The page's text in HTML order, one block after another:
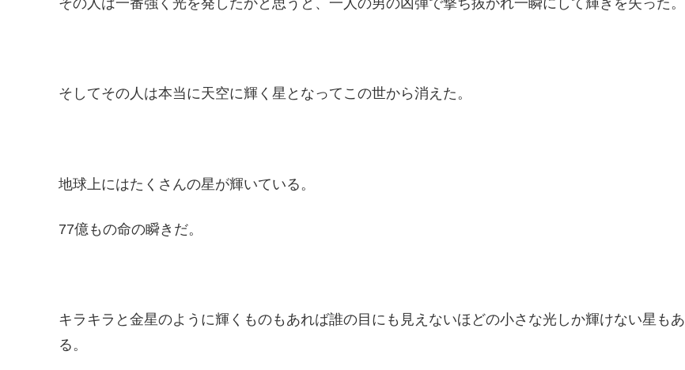
そしてその人は本当に天空に輝く星となってこの世から消えた。
地球上にはたくさんの星が輝いている。
77億もの命の瞬きだ。
キラキラと金星のように輝くものもあれば誰の目にも見えないほどの小さな光しか輝けない星もあ
る。